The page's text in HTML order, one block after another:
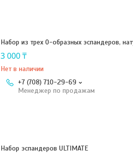
Набор из трех О-образных эспандеров,
3 000 ₸
Нет в наличии
+7 (708) 710-29-69
Менеджер по продажам
Набор эспандеров ULTIMATE